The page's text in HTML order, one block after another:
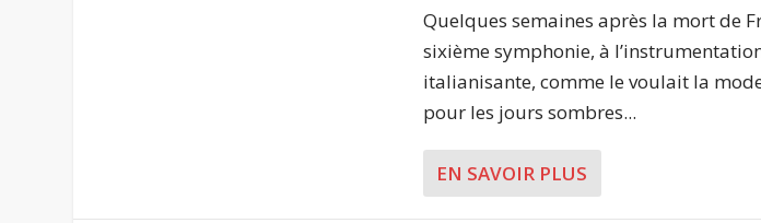
Quelques semaines après la mort de
sixième symphonie, à
italianisante, comme le voulait la
pour les jours sombres...
EN SAVOIR PLUS